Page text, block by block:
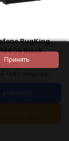
RugKing
Black
1 шт.
+ бонусов